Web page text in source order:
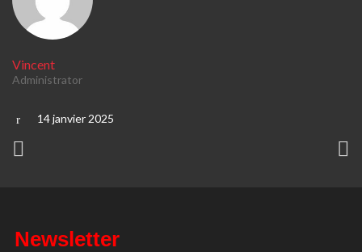
Vincent
Administrator
14 janvier 2025
Newsletter